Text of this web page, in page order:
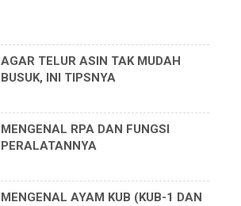
AGAR TELUR ASIN TAK MUDAH
BUSUK, INI TIPSNYA
MENGENAL RPA DAN FUNGSI
PERALATANNYA
MENGENAL AYAM KUB (KUB-1 DAN